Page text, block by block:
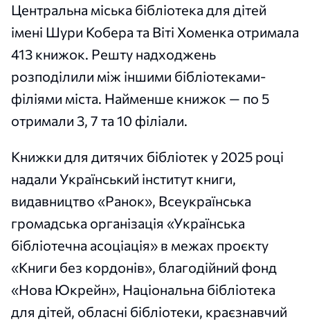
Центральна міська бібліотека для дітей
імені Шури Кобера та Віті Хоменка отримала
413 книжок. Решту надходжень
розподілили між іншими бібліотеками-
філіями міста. Найменше книжок — по 5
отримали 3, 7 та 10 філіали.
Книжки для дитячих бібліотек у 2025 році
надали Український інститут книги,
видавництво «Ранок», Всеукраїнська
громадська організація «Українська
бібліотечна асоціація» в межах проєкту
«Книги без кордонів», благодійний фонд
«Нова Юкрейн», Національна бібліотека
для дітей, обласні бібліотеки, краєзнавчий